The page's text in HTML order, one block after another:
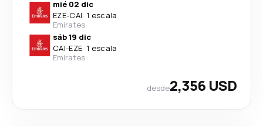
mié 02 dic
EZE-CAI· 1 escala
Emirates
sáb 19 dic
CAI-EZE· 1 escala
Emirates
desde2,356 USD